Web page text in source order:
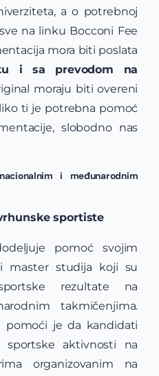
a o potrebnoj
na linku Bocconi Fee
mora biti poslata
i sa prevodom na
moraju biti overeni
ti je potrebna pomoć
slobodno nas
i međunarodnim
sportiste
pomoć svojim
master studija koji su
rezultate na
takmičenjima.
pomoći je da kandidati
sportske aktivnosti na
organizovanim na